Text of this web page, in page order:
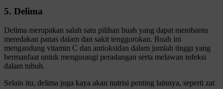
5. Delima
Delima merupakan salah satu pilihan buah yang dapat membantu
meredakan panas dalam dan sakit tenggorokan. Buah ini
mengandung vitamin C dan antioksidan dalam jumlah tinggi yang
bermanfaat untuk mengurangi peradangan serta melawan infeksi
dalam tubuh.
Selain itu, delima juga kaya akan nutrisi penting lainnya, seperti zat